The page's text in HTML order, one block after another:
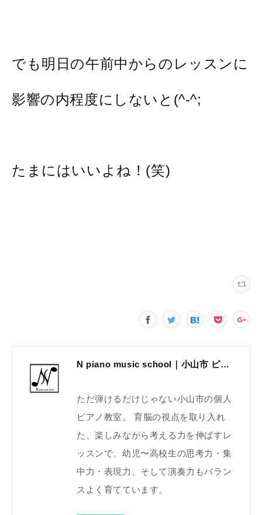
でも明日の午前中からのレッスンに
影響の内程度にしないと(^-^;
たまにはいいよね！(笑)
N piano music school｜小山市 ピアノ教室｜考える力・集中力を育てる個人レッスン｜2025年体験レッスン受付中
ただ弾けるだけじゃない小山市の個人
ピアノ教室。 育脳の視点を取り入れ
た、楽しみながら考える力を伸ばすレ
ッスンで、幼児〜高校生の思考力・集
中力・表現力、そして演奏力もバラン
スよく育てています。